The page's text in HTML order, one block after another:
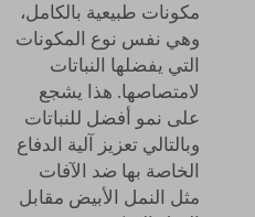
مكونات طبيعية بالكامل،
وهي نفس نوع المكونات
التي يفضلها النباتات
لامتصاصها. هذا يشجع
على نمو أفضل للنباتات
وبالتالي تعزيز آلية الدفاع
الخاصة بها ضد الآفات
مثل النمل الأبيض مقابل